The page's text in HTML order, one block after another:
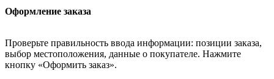
Оформление заказа
Проверьте правильность ввода информации: позиции заказа,
выбор местоположения, данные о покупателе. Нажмите
кнопку «Оформить заказ».